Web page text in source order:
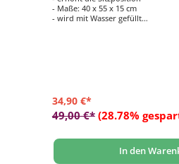
- Maße: 40 x 55 x 15 cm
- wird mit Wasser gefüllt
34,90 €*
49,00 €* (28.78%
In den